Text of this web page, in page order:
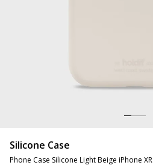
Silicone Case
Phone Case Silicone Light Beige iPhone XR